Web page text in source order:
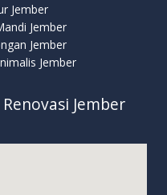
Jember
Jember
Jember
Jember
Jember